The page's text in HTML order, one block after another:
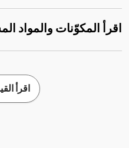
اقرأ المكوّنات والمواد
اقرأ